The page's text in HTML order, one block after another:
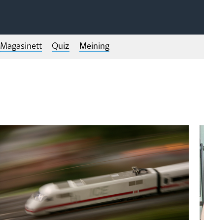
Magasinett Quiz Meining